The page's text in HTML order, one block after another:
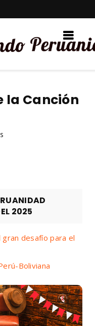
la Canción
2025
gran desafío para el
Boliviana